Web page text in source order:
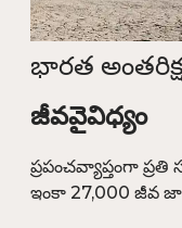
భారత
జీవవైవిధ్యం
ప్రపంచవ్యాప్తంగా
ఇంకా 27,000 జీవ